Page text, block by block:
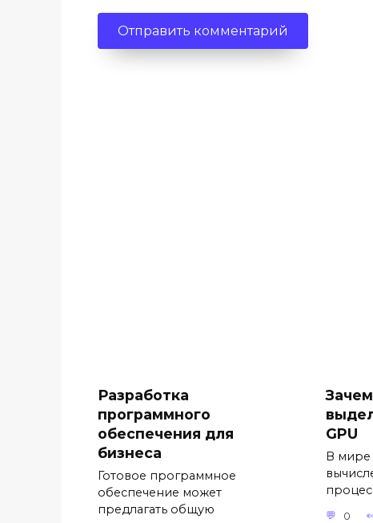
Разработка
программного
обеспечения для
бизнеса
Готовое программное
обеспечение может
предлагать общую
GPU
В
0